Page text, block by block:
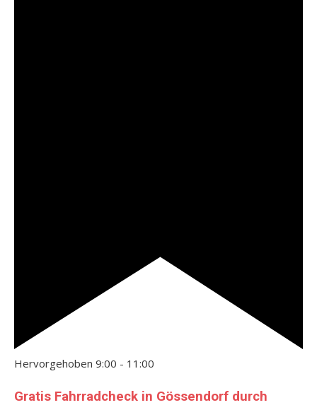
Hervorgehoben 9:00 - 11:00
Gratis Fahrradcheck in Gössendorf durch